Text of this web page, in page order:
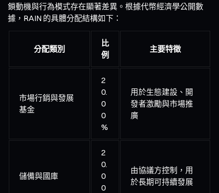
鎖動機與行為模式存在顯著差異。根據代幣經濟學公開數
據，RAIN 的具體分配結構如下：
分配類別
比
例
主要特徵
市場行銷與發展
基金
2
0.
0
0
%
用於生態建設、開
發者激勵與市場推
廣
儲備與國庫
2
0.
0
0
由協議方控制，用
於長期可持續發展